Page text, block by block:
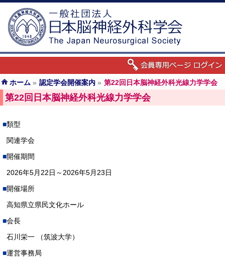
ホーム » 認定学会開催案内 » 第22回日本脳神経外科光線力学学会
第22回日本脳神経外科光線力学学会
類型
関連学会
開催期間
2026年5月22日～2026年5月23日
開催場所
高知県立県民文化ホール
会長
石川栄一 （筑波大学）
運営事務局